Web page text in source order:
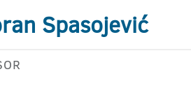
Spasojević